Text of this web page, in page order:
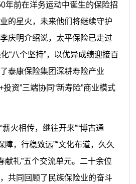
年前在洋务运动中诞生的保险招
的星火，未来他们将继续守护
庆明介绍说，太平保险已走过
“八个坚持”，以优异成绩迎接百
泰康保险集团深耕寿险产业
资”三端协同“新寿险”商业模式
火相传，继往开来”“博古通
障，行稳致远”“文化布道，久久
献礼”五个交流单元。二十余位
共同回顾了民族保险业的奋斗